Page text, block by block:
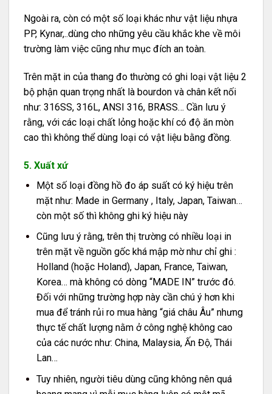
Ngoài ra, còn có một số loại khác như vật liệu nhựa
PP, Kynar,..dùng cho những yêu cầu khắc khe về môi
trường làm việc cũng như mục đích an toàn.
Trên mặt in của thang đo thường có ghi loại vật liệu 2
bộ phận quan trọng nhất là bourdon và chân kết nối
như: 316SS, 316L, ANSI 316, BRASS… Cần lưu ý
rằng, với các loại chất lỏng hoặc khí có độ ăn mòn
cao thì không thể dùng loại có vật liệu bằng đồng.
5. Xuất xứ
Một số loại đồng hồ đo áp suất có ký hiệu trên
mặt như: Made in Germany , Italy, Japan, Taiwan…
còn một số thì không ghi ký hiệu này
Cũng lưu ý rằng, trên thị trường có nhiều loại in
trên mặt về nguồn gốc khá mập mờ như chỉ ghi :
Holland (hoặc Holand), Japan, France, Taiwan,
Korea… mà không có dòng “MADE IN” trước đó.
Đối với những trường hợp này cần chú ý hơn khi
mua để tránh rủi ro mua hàng “giá châu Âu” nhưng
thực tế chất lượng nằm ở công nghệ không cao
của các nước như: China, Malaysia, Ấn Độ, Thái
Lan…
Tuy nhiên, người tiêu dùng cũng không nên quá